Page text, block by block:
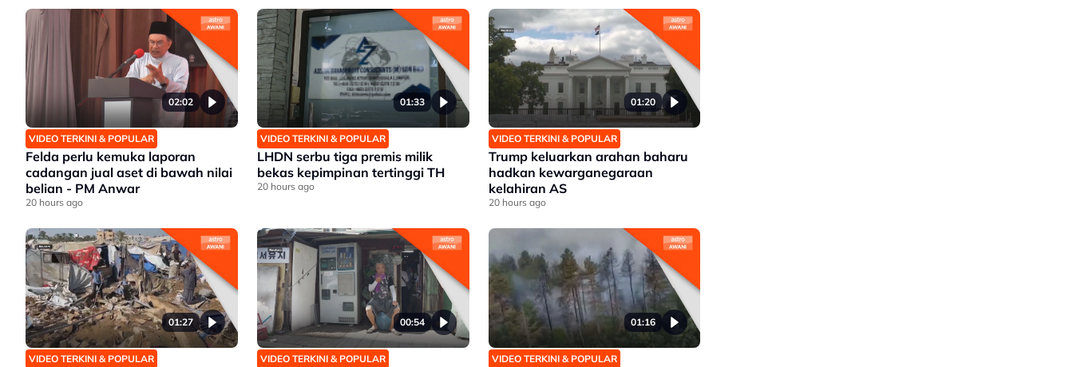
02:02
VIDEO TERKINI & POPULAR
Felda perlu kemuka laporan
cadangan jual aset di bawah nilai
belian - PM Anwar
20 hours ago
01:33
VIDEO TERKINI & POPULAR
LHDN serbu tiga premis milik
bekas kepimpinan tertinggi TH
20 hours ago
01:20
VIDEO TERKINI & POPULAR
Trump keluarkan arahan baharu
hadkan kewarganegaraan
kelahiran AS
20 hours ago
01:27
VIDEO TERKINI & POPULAR
00:54
VIDEO TERKINI & POPULAR
01:16
VIDEO TERKINI & POPULAR